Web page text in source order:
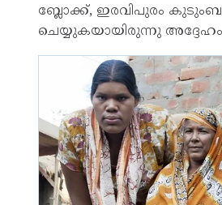
ബ്ലോക്ക്, ഇരവിപുരം
ചെയ്യുകയായിരുന്നു